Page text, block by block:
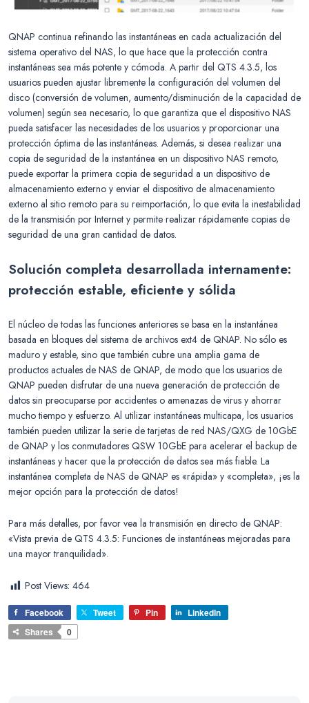
QNAP continua refinando las instantáneas en cada actualización del
sistema operativo del NAS, lo que hace que la protección contra
instantáneas sea más potente y cómoda. A partir del QTS 4.3.5, los
usuarios pueden ajustar libremente la configuración del volumen del
disco (conversión de volumen, aumento/disminución de la capacidad de
volumen) según sea necesario, lo que garantiza que el dispositivo NAS
pueda satisfacer las necesidades de los usuarios y proporcionar una
protección óptima de las instantáneas. Además, si desea realizar una
copia de seguridad de la instantánea en un dispositivo NAS remoto,
puede exportar la primera copia de seguridad a un dispositivo de
almacenamiento externo y enviar el dispositivo de almacenamiento
externo al sitio remoto para su reimportación, lo que evita la inestabilidad
de la transmisión por Internet y permite realizar rápidamente copias de
seguridad de una gran cantidad de datos.
Solución completa desarrollada internamente:
protección estable, eficiente y sólida
El núcleo de todas las funciones anteriores se basa en la instantánea
basada en bloques del sistema de archivos ext4 de QNAP. No sólo es
maduro y estable, sino que también cubre una amplia gama de
productos actuales de NAS de QNAP, de modo que los usuarios de
QNAP pueden disfrutar de una nueva generación de protección de
datos sin preocuparse por accidentes o amenazas de virus y ahorrar
mucho tiempo y esfuerzo. Al utilizar instantáneas multicapa, los usuarios
también pueden utilizar la serie de tarjetas de red NAS/QXG de 10GbE
de QNAP y los conmutadores QSW 10GbE para acelerar el backup de
instantáneas y hacer que la protección de datos sea más fiable. La
instantánea completa de NAS de QNAP es «rápida» y «completa», ¡es la
mejor opción para la protección de datos!
Para más detalles, por favor vea la transmisión en directo de QNAP:
«Vista previa de QTS 4.3.5: Funciones de instantáneas mejoradas para
una mayor tranquilidad».
Post Views: 464
Facebook Tweet Pin
LinkedIn
Shares
0